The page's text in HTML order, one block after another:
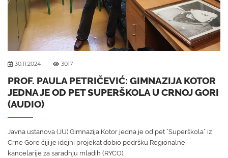
30.11.2024 3017
PROF. PAULA PETRIČEVIĆ: GIMNAZIJA KOTOR
JEDNA JE OD PET SUPERŠKOLA U CRNOJ GORI
(AUDIO)
Javna ustanova (JU) Gimnazija Kotor jedna je od pet ”Superškola” iz
Crne Gore čiji je idejni projekat dobio podršku Regionalne
kancelarije za saradnju mladih (RYCO).